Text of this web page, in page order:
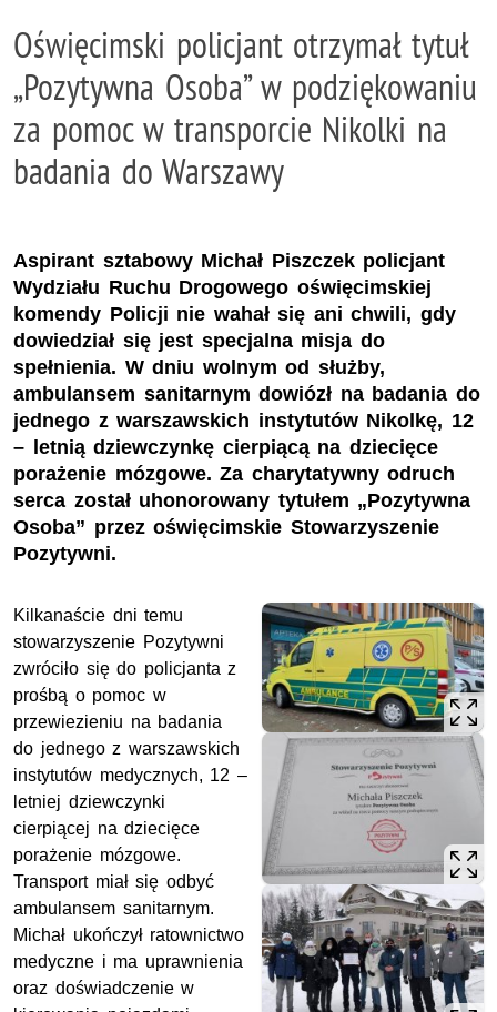
Oświęcimski policjant otrzymał tytuł
„Pozytywna Osoba” w podziękowaniu
za pomoc w transporcie Nikolki na
badania do Warszawy
Aspirant sztabowy Michał Piszczek policjant
Wydziału Ruchu Drogowego oświęcimskiej
komendy Policji nie wahał się ani chwili, gdy
dowiedział się jest specjalna misja do
spełnienia. W dniu wolnym od służby,
ambulansem sanitarnym dowiózł na badania do
jednego z warszawskich instytutów Nikolkę, 12
– letnią dziewczynkę cierpiącą na dziecięce
porażenie mózgowe. Za charytatywny odruch
serca został uhonorowany tytułem „Pozytywna
Osoba” przez oświęcimskie Stowarzyszenie
Pozytywni.
Kilkanaście dni temu
stowarzyszenie Pozytywni
zwróciło się do policjanta z
prośbą o pomoc w
przewiezieniu na badania
do jednego z warszawskich
instytutów medycznych, 12 –
letniej dziewczynki
cierpiącej na dziecięce
porażenie mózgowe.
Transport miał się odbyć
ambulansem sanitarnym.
Michał ukończył ratownictwo
medyczne i ma uprawnienia
oraz doświadczenie w